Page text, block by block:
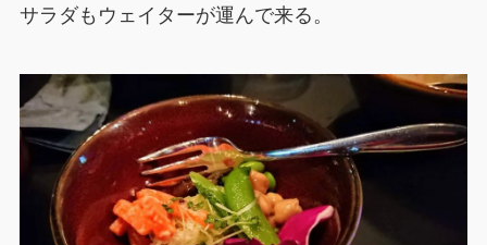
サラダもウェイターが運んで来る。